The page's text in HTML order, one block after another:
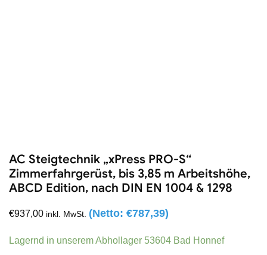
AC Steigtechnik „xPress PRO-S“
Zimmerfahrgerüst, bis 3,85 m Arbeitshöhe,
ABCD Edition, nach DIN EN 1004 & 1298
€937,00 inkl. MwSt. (Netto: €787,39)
Lagernd in unserem Abhollager 53604 Bad Honnef